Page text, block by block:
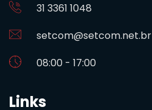
31 3361 1048
setcom@setcom.net.br
08:00 - 17:00
Links